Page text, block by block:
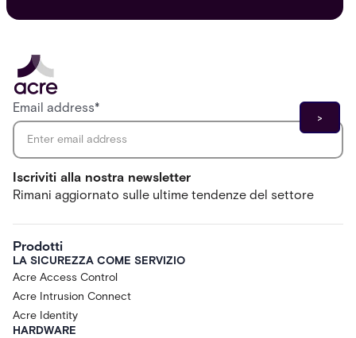
Iscriviti alla nostra newsletter
Rimani aggiornato sulle ultime tendenze del settore
Email address*
Prodotti
LA SICUREZZA COME SERVIZIO
Acre Access Control
Acre Intrusion Connect
Acre Identity
HARDWARE